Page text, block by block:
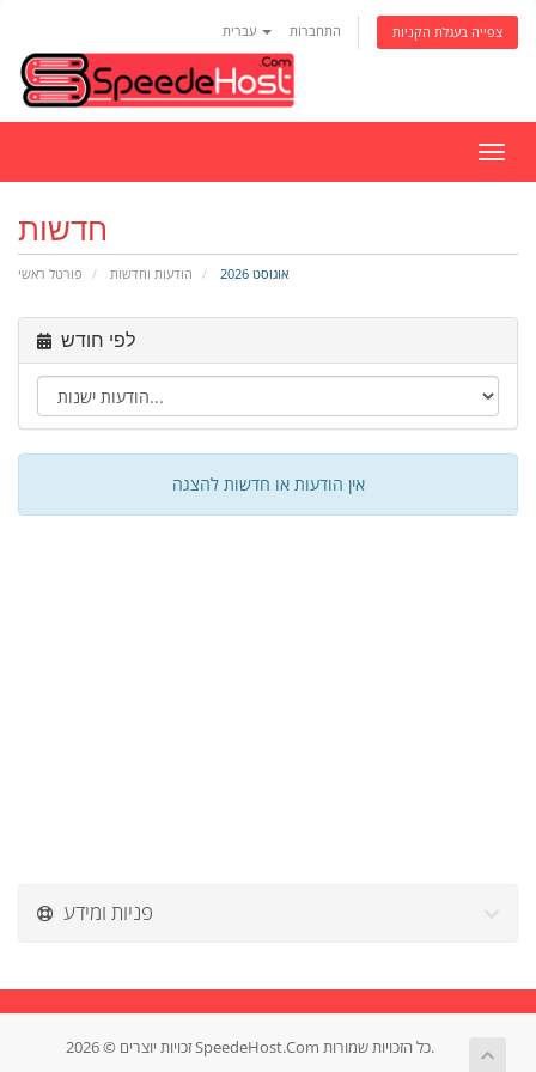
התחברות צפייה בעגלת הקניות
ניווט
חדשות
פורטל ראשי הודעות וחדשות אוגוסט 2026
לפי חודש
אין הודעות או חדשות להצגה
פניות ומידע
זכויות יוצרים © 2026 SpeedeHost.Com כל הזכויות שמורות.